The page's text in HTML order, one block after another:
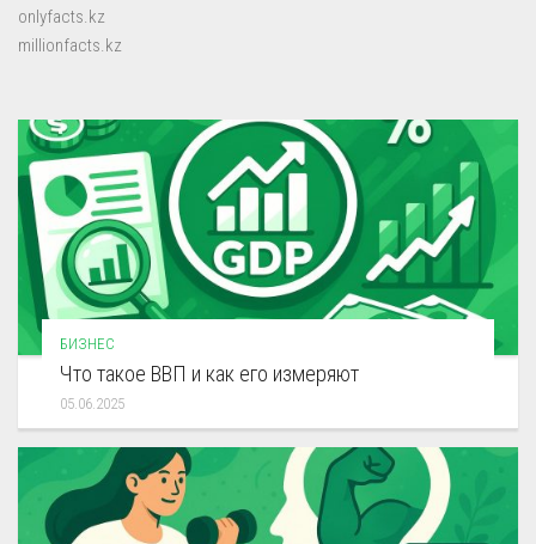
onlyfacts.kz
millionfacts.kz
БИЗНЕС
Что такое ВВП и как его измеряют
05.06.2025